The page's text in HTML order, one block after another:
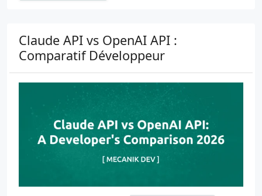
Claude API vs OpenAI API :
Comparatif Développeur